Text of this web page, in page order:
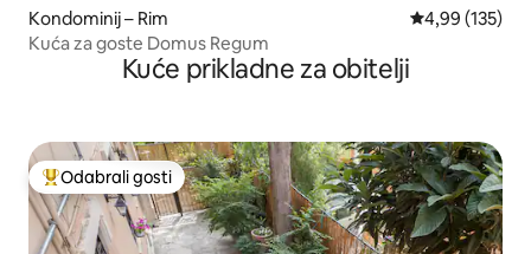
Kondominij – Rim Prosječna
4,99 (135)
Kuća za goste Domus Regum
Kuće prikladne za obitelji
Među najviše rangiranima s oznakom „Odabrali gosti”
Odabrali gosti